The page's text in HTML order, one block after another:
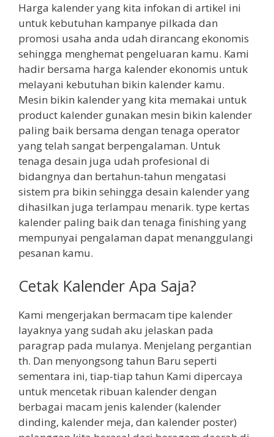
Harga kalender yang kita infokan di artikel ini
untuk kebutuhan kampanye pilkada dan
promosi usaha anda udah dirancang ekonomis
sehingga menghemat pengeluaran kamu. Kami
hadir bersama harga kalender ekonomis untuk
melayani kebutuhan bikin kalender kamu.
Mesin bikin kalender yang kita memakai untuk
product kalender gunakan mesin bikin kalender
paling baik bersama dengan tenaga operator
yang telah sangat berpengalaman. Untuk
tenaga desain juga udah profesional di
bidangnya dan bertahun-tahun mengatasi
sistem pra bikin sehingga desain kalender yang
dihasilkan juga terlampau menarik. type kertas
kalender paling baik dan tenaga finishing yang
mempunyai pengalaman dapat menanggulangi
pesanan kamu.
Cetak Kalender Apa Saja?
Kami mengerjakan bermacam tipe kalender
layaknya yang sudah aku jelaskan pada
paragrap pada mulanya. Menjelang pergantian
th. Dan menyongsong tahun Baru seperti
sementara ini, tiap-tiap tahun Kami dipercaya
untuk mencetak ribuan kalender dengan
berbagai macam jenis kalender (kalender
dinding, kalender meja, dan kalender poster)